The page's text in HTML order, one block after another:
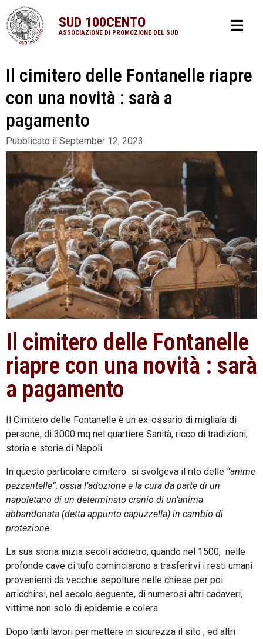
SUD 100CENTO
ASSOCIAZIONE DI PROMOZIONE DEL SUD
Il cimitero delle Fontanelle riapre
con una novità : sarà a
pagamento
Pubblicato il September 12, 2023
Il cimitero delle Fontanelle
riapre con una novità : sarà
a pagamento
Il Cimitero delle Fontanelle è un ex-ossario di migliaia di
persone, di 3000 mq nel quartiere Sanità, ricco di tradizioni,
storia e storie di Napoli.
In questo particolare cimitero si svolgeva il rito delle “anime
pezzentelle”, ossia l’adozione e la cura da parte di un
napoletano di un determinato cranio di un’anima
abbandonata (detta appunto capuzzella) in cambio di
protezione.
La sua storia inizia secoli addietro, quando nel 1500, nelle
profonde cave di tufo cominciarono a trasferirvi i resti umani
provenienti da vecchie sepolture nelle chiese per poi
arricchirsi, nel secolo seguente, di numerosi altri cadaveri,
vittime non solo di epidemie e colera.
Dopo tanti lavori per mettere in sicurezza il sito , ed altri